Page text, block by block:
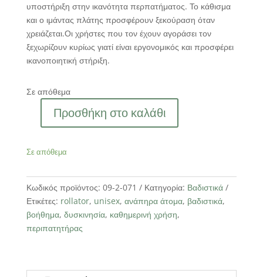
υποστήριξη στην ικανότητα περπατήματος. Το κάθισμα
και ο ιμάντας πλάτης προσφέρουν ξεκούραση όταν
χρειάζεται.Οι χρήστες που τον έχουν αγοράσει τον
ξεχωρίζουν κυρίως γιατί είναι εργονομικός και προσφέρει
ικανοποιητική στήριξη.
Σε απόθεμα
Πτυσσόμενος
Rollator
Αλουμινίου
Προσθήκη στο καλάθι
Σε απόθεμα
Κωδικός προϊόντος: 09-2-071 Κατηγορία: Βαδιστικά
Ετικέτες: rollator, unisex, ανάπηρα άτομα, βαδιστικά,
βοήθημα, δυσκινησία, καθημερινή χρήση,
περιπατητήρας